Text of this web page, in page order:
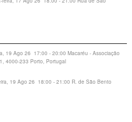
19 Ago 26 17:00 - 20:00 Macaréu - Associação
4000-233 Porto, Portugal
19 Ago 26 18:00 - 21:00 R. de São Bento